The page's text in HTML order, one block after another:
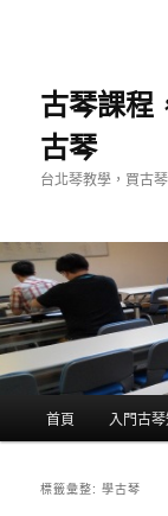
古琴課程
古琴
台北琴教學，買古
首頁 入門古
標籤彙整:學古琴